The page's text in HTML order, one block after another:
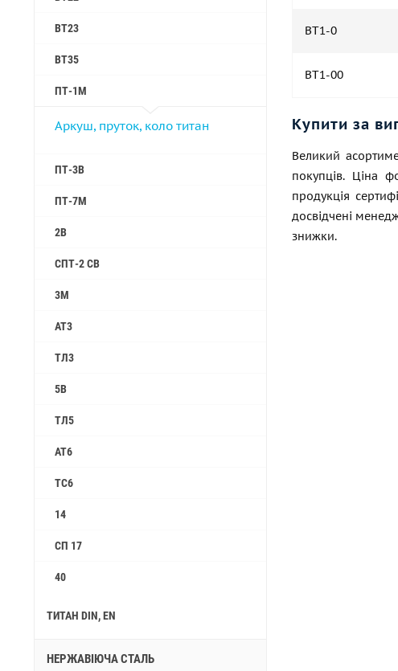
ВТ23
ВТ35
ПТ-1М
Аркуш, пруток, коло титан
ПТ-3В
ПТ-7М
2B
СПТ-2 СВ
3М
АТ3
ТЛ3
5B
ТЛ5
АТ6
ТС6
14
СП 17
40
ТИТАН DIN, EN
НЕРЖАВІЮЧА СТАЛЬ
ВТ1-0
ВТ1-00
Купити за
Великий
покупців. Ціна
продукція
досвідчені
знижки.